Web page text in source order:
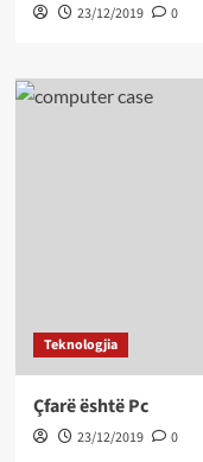
23/12/2019 0
Teknologjia
Çfarë është Pc
23/12/2019 0